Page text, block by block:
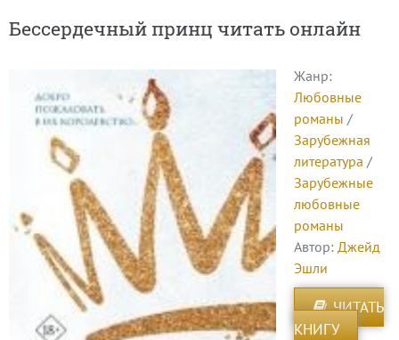
Бессердечный принц читать онлайн
Жанр:
Любовные
романы /
Зарубежная
литература /
Зарубежные
любовные
романы
Автор: Джейд
Эшли
ЧИТАТЬ
КНИГУ